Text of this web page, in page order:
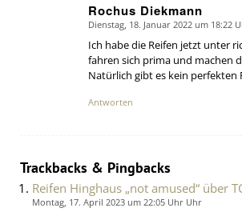
Rochus Diekmann
says:
Dienstag, 18. Januar 2022 um 18:22
Ich habe die Reifen jetzt unter
fahren sich prima und machen
Natürlich gibt es kein perfekten
Antworten
Trackbacks & Pingbacks
Reifen Hinghaus „not amused“ über
Montag, 17. April 2023 um 22:05 Uhr Uhr